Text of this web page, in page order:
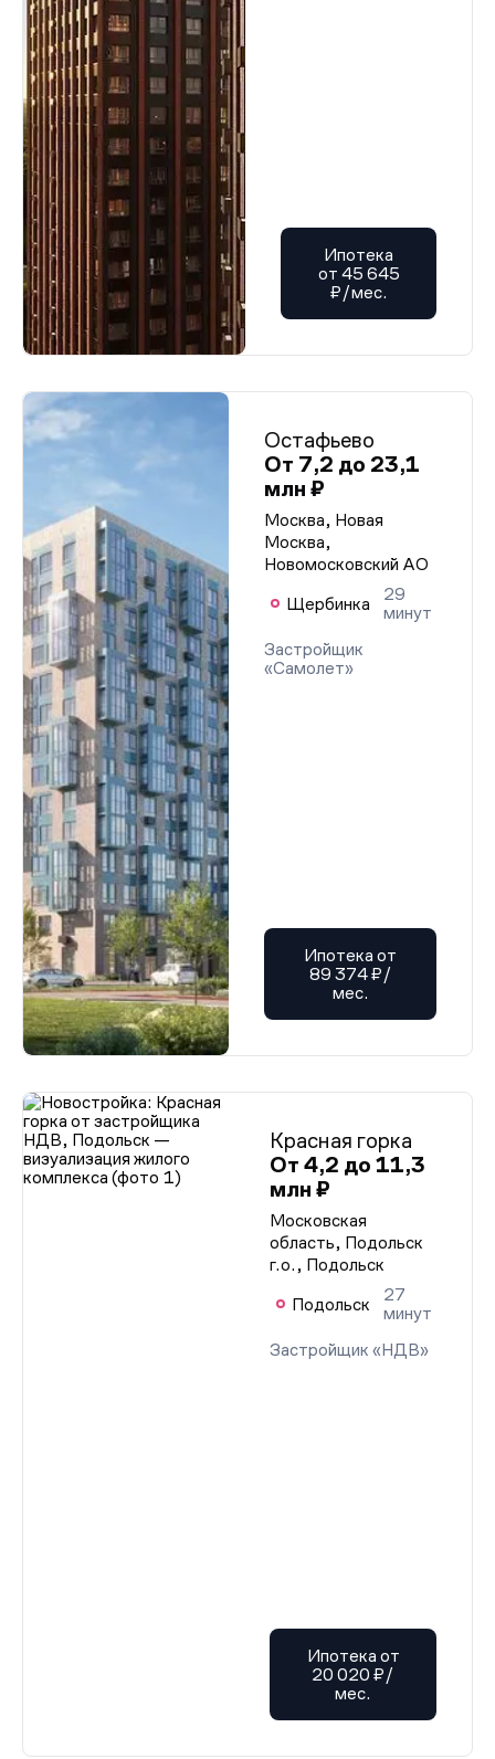
Ипотека
от 45 645
₽/мес.
Остафьево
От 7,2 до 23,1
млн ₽
Москва, Новая
Москва,
Новомосковский АО
Щербинка
29
минут
Застройщик
«Самолет»
Ипотека от
89 374 ₽/
мес.
Красная горка
От 4,2 до 11,3
млн ₽
Московская
область, Подольск
г.о., Подольск
Подольск
27
минут
Застройщик «НДВ»
Ипотека от
20 020 ₽/
мес.